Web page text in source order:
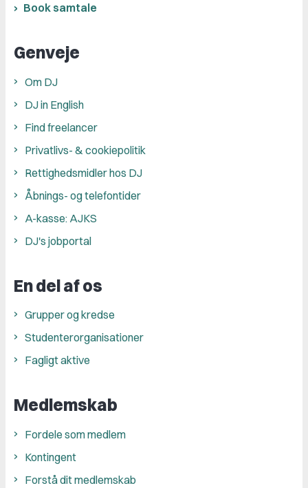
Book samtale
Genveje
Om DJ
DJ in English
Find freelancer
Privatlivs- & cookiepolitik
Rettighedsmidler hos DJ
Åbnings- og telefontider
A-kasse: AJKS
DJ's jobportal
En del af os
Grupper og kredse
Studenterorganisationer
Fagligt aktive
Medlemskab
Fordele som medlem
Kontingent
Forstå dit medlemskab